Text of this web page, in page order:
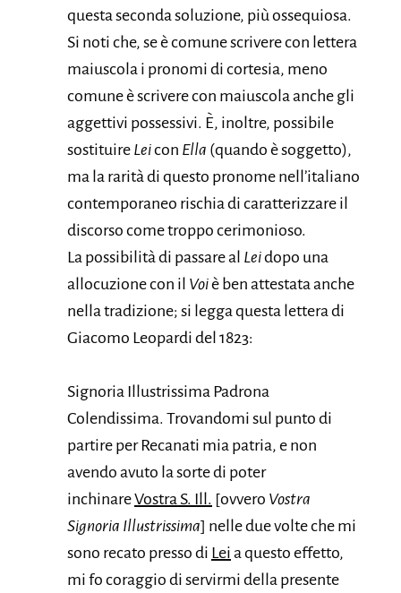
questa seconda soluzione, più ossequiosa.
Si noti che, se è comune scrivere con lettera
maiuscola i pronomi di cortesia, meno
comune è scrivere con maiuscola anche gli
aggettivi possessivi. È, inoltre, possibile
sostituire Leicon Ella (quando è soggetto),
ma la rarità di questo pronome nell’italiano
contemporaneo rischia di caratterizzare il
discorso come troppo cerimonioso.
La possibilità di passare al Leidopo una
allocuzione con il Voiè ben attestata anche
nella tradizione; si legga questa lettera di
Giacomo Leopardi del 1823:
Signoria Illustrissima Padrona
Colendissima. Trovandomi sul punto di
partire per Recanati mia patria, e non
avendo avuto la sorte di poter
inchinareVostra S. Ill. [ovvero Vostra
Signoria Illustrissima] nelle due volte che mi
sono recato presso di Lei a questo effetto,
mi fo coraggio di servirmi della presente